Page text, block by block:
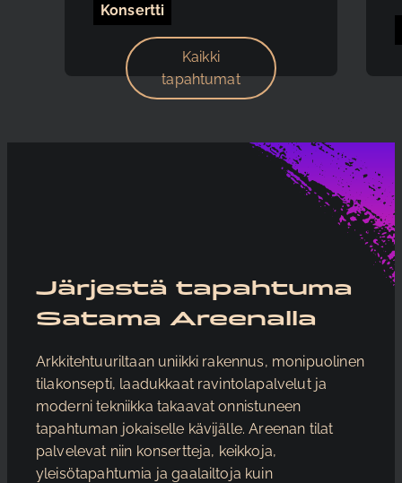
Konsertti
Kaikki
tapahtumat
Järjestä tapahtuma
Satama Areenalla
Arkkitehtuuriltaan uniikki rakennus, monipuolinen
tilakonsepti, laadukkaat ravintolapalvelut ja
moderni tekniikka takaavat onnistuneen
tapahtuman jokaiselle kävijälle. Areenan tilat
palvelevat niin konsertteja, keikkoja,
yleisötapahtumia ja gaalailtoja kuin